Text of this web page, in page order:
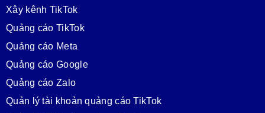
Xây kênh TikTok
Quảng cáo TikTok
Quảng cáo Meta
Quảng cáo Google
Quảng cáo Zalo
Quản lý tài khoản quảng cáo TikTok